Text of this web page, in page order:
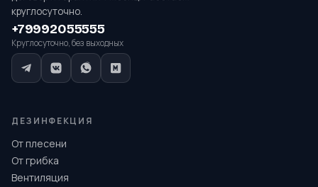
круглосуточно.
+79992055555
Круглосуточно, без выходных
ДЕЗИНФЕКЦИЯ
От плесени
От грибка
Вентиляция